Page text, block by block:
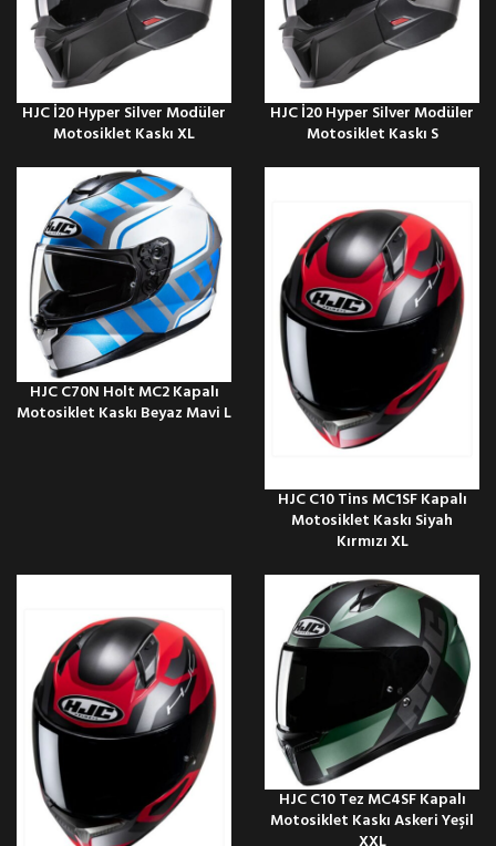
HJC İ20 Hyper Silver Modüler
Motosiklet Kaskı XL
HJC İ20 Hyper Silver Modüler
Motosiklet Kaskı S
HJC C70N Holt MC2 Kapalı
Motosiklet Kaskı Beyaz Mavi L
HJC C10 Tins MC1SF Kapalı
Motosiklet Kaskı Siyah
Kırmızı XL
HJC C10 Tez MC4SF Kapalı
Motosiklet Kaskı Askeri Yeşil